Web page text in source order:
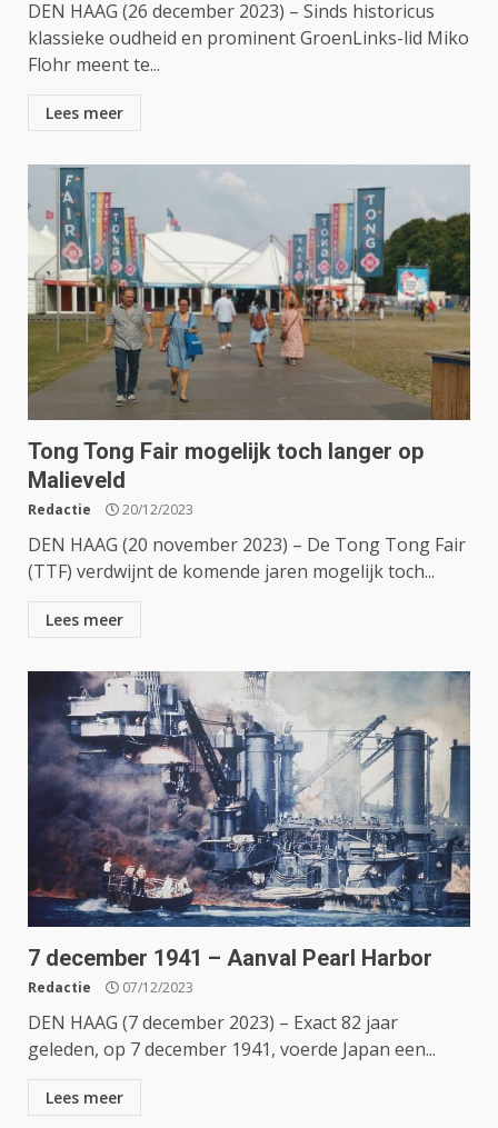
DEN HAAG (26 december 2023) – Sinds historicus
klassieke oudheid en prominent GroenLinks-lid Miko
Flohr meent te...
Lees meer
Tong Tong Fair mogelijk toch langer op
Malieveld
Redactie 20/12/2023
DEN HAAG (20 november 2023) – De Tong Tong Fair
(TTF) verdwijnt de komende jaren mogelijk toch...
Lees meer
7 december 1941 – Aanval Pearl Harbor
Redactie 07/12/2023
DEN HAAG (7 december 2023) – Exact 82 jaar
geleden, op 7 december 1941, voerde Japan een...
Lees meer